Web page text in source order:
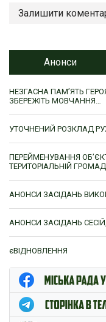
Залишити
Анонси
НЕЗГАСНА ПАМ’ЯТЬ
ЗБЕРЕЖІТЬ МОВЧАННЯ…
УТОЧНЕНИЙ РОЗКЛАД
ПЕРЕЙМЕНУВАННЯ
ТЕРИТОРІАЛЬНІЙ
АНОНСИ ЗАСІДАНЬ
АНОНСИ ЗАСІДАНЬ
єВІДНОВЛЕННЯ
ЦНАП м. Ромни